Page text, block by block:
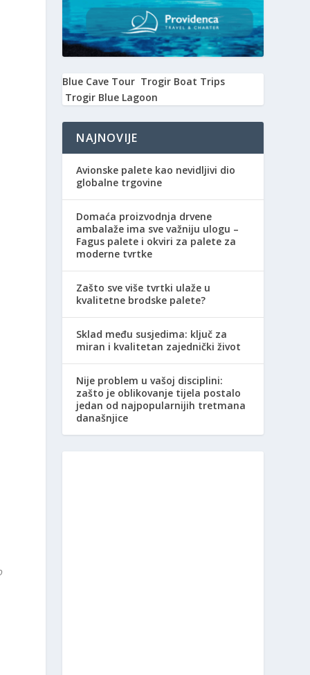
Blue Cave Tour Trogir Boat Trips
Trogir Blue Lagoon
NAJNOVIJE
Avionske palete kao nevidljivi dio
globalne trgovine
Domaća proizvodnja drvene
ambalaže ima sve važniju ulogu –
Fagus palete i okviri za palete za
moderne tvrtke
Zašto sve više tvrtki ulaže u
kvalitetne brodske palete?
Sklad među susjedima: ključ za
miran i kvalitetan zajednički život
Nije problem u vašoj disciplini:
zašto je oblikovanje tijela postalo
jedan od najpopularnijih tretmana
današnjice